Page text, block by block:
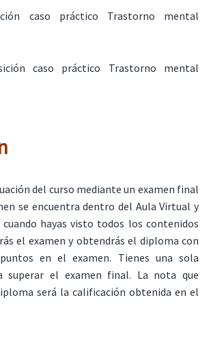
caso práctico Trastorno mental
caso práctico Trastorno mental
del curso mediante un examen final
se encuentra dentro del Aula Virtual y
hayas visto todos los contenidos
el examen y obtendrás el diploma con
en el examen. Tienes una sola
superar el examen final. La nota que
será la calificación obtenida en el